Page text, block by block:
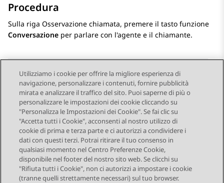
Procedura
Sulla riga Osservazione chiamata, premere il tasto funzione
Conversazione per parlare con l'agente e il chiamante.
Send Feedback
Navigazione argomento
Argomento precedente Argomento successivo
STAY CONNECTED
Utilizziamo i cookie per offrire la migliore esperienza di
navigazione, personalizzare i contenuti, fornire pubblicità
mirata e analizzare il traffico del sito. Puoi saperne di più o
personalizzare le impostazioni dei cookie cliccando su
"Personalizza le Impostazioni dei Cookie". Se fai clic su
"Accetta tutti i Cookie", acconsenti al nostro utilizzo di
cookie di prima e terza parte e ci autorizzi a condividere i
dati con questi terzi. Potrai ritirare il tuo consenso in
qualsiasi momento nel Centro Preferenze Cookie,
disponibile nel footer del nostro sito web. Se clicchi su
"Rifiuta tutti i Cookie", non ci autorizzi a impostare i cookie
(tranne quelli strettamente necessari) sul tuo browser.